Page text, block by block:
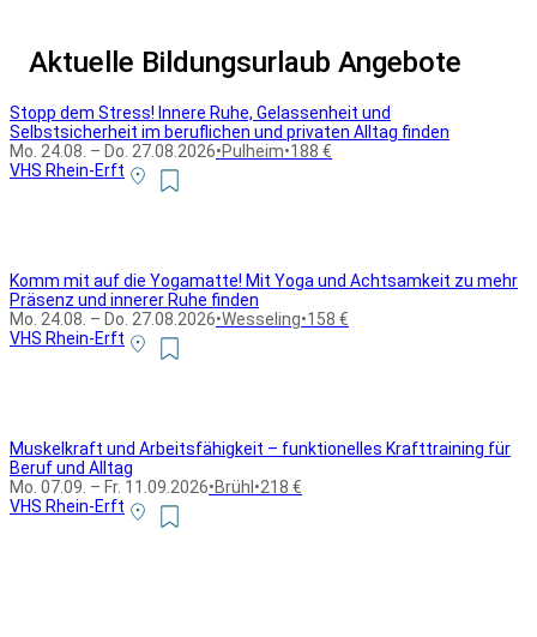
Aktuelle Bildungsurlaub Angebote
Stopp dem Stress! Innere Ruhe, Gelassenheit und
Selbstsicherheit im beruflichen und privaten Alltag finden
Mo. 24.08. – Do. 27.08.2026•Pulheim•188 €
VHS Rhein-Erft
Komm mit auf die Yogamatte! Mit Yoga und Achtsamkeit zu mehr
Präsenz und innerer Ruhe finden
Mo. 24.08. – Do. 27.08.2026•Wesseling•158 €
VHS Rhein-Erft
Muskelkraft und Arbeitsfähigkeit – funktionelles Krafttraining für
Beruf und Alltag
Mo. 07.09. – Fr. 11.09.2026•Brühl•218 €
VHS Rhein-Erft